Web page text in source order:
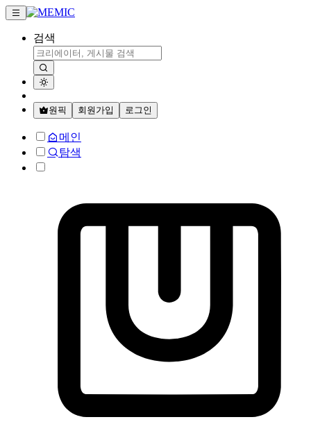
검색
원픽 회원가입 로그인
메인
탐색